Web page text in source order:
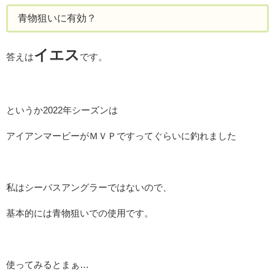
青物狙いに有効？
答えはイエス です。
というか2022年シーズンは
アイアンマービーがＭＶＰですってぐらいに釣れました
私はシーバスアングラーではないので、
基本的には青物狙いでの使用です。
使ってみるとまぁ…